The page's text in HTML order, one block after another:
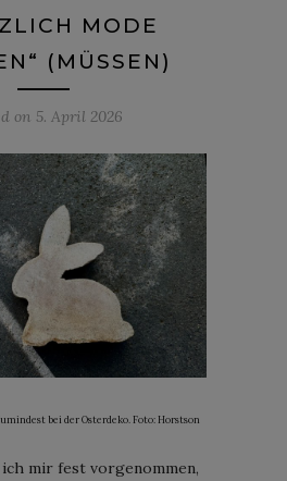
MODE
(MÜSSEN)
on 5. April 2026
bei der Osterdeko. Foto: Horstson
mir fest vorgenommen,